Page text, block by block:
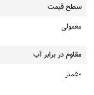
سطح قیمت
معمولی
مقاوم در برابر آب
50متر